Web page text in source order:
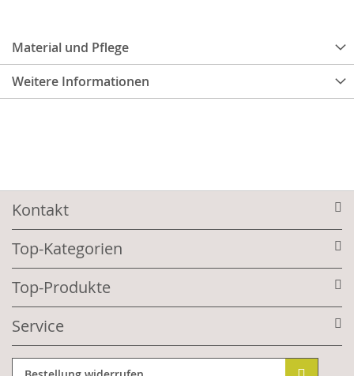
Material und Pflege
Weitere Informationen
Kontakt
Top-Kategorien
Top-Produkte
Service